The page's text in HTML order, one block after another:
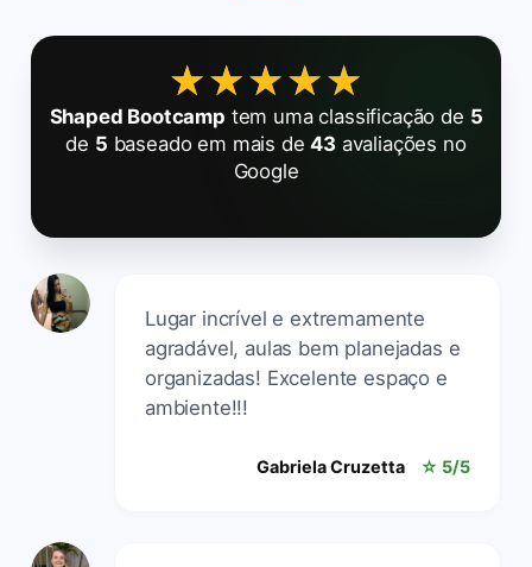
★★★★★
★★★★★
Shaped Bootcamp tem uma classificação de 5
de 5 baseado em mais de43 avaliações no
Google
Lugar incrível e extremamente
agradável, aulas bem planejadas e
organizadas! Excelente espaço e
ambiente!!!
Gabriela Cruzetta ☆ 5/5